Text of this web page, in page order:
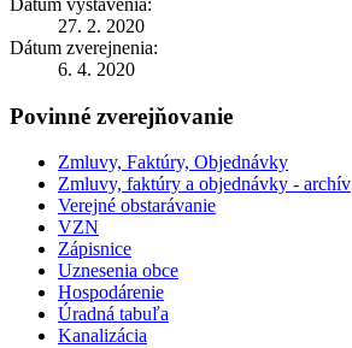
27. 2. 2020
Dátum zverejnenia:
6. 4. 2020
Povinné zverejňovanie
Zmluvy, Faktúry, Objednávky
Zmluvy, faktúry a objednávky - archív
Verejné obstarávanie
VZN
Zápisnice
Uznesenia obce
Hospodárenie
Úradná tabuľa
Kanalizácia